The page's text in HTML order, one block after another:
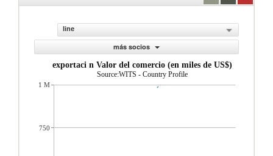
line
más socios
exportaci n Valor del comercio (en miles de US$)
Source:WITS - Country Profile
1 M
750